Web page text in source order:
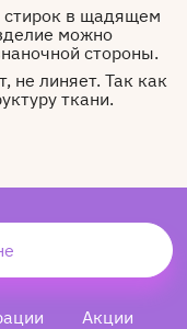
в щадящем
можно
стороны.
не линяет. Так как
ткани.
Акции